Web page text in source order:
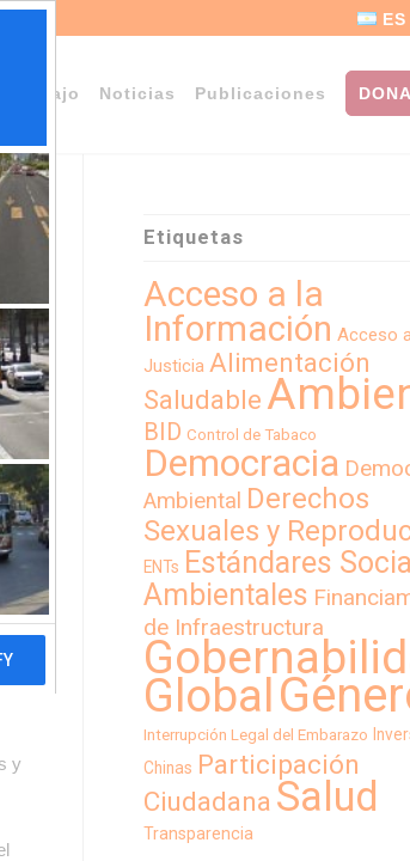
ES
trabajo Noticias Publicaciones
y
Etiquetas
Acceso a la
Información Acceso
Justicia Alimentación
Saludable
BID Control de Tabaco
Democracia
Ambiental Derechos
Sexuales y
ENTs Estándares
Ambientales
de Infraestructura
Global
Interrupción Legal del Embarazo
Chinas Participación
Ciudadana Salud
Transparencia